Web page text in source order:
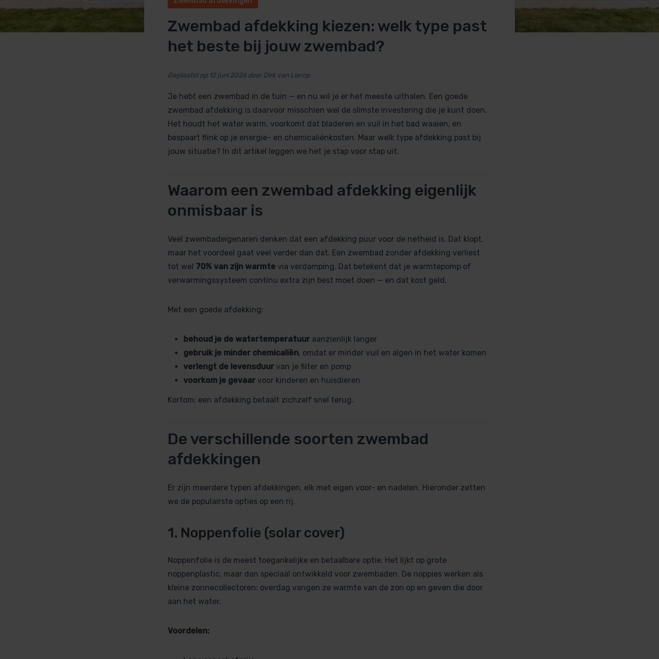
Dolphin M500 onderdelen
Dolphin M600 onderdelen
Dolphin M700 onderdelen
Dolphin S200 onderdelen
Dolphin S300i Bio onderdelen
Dolphin S300i onderdelen
Zenit 10 onderdelen
Zenit 20 onderdelen
Zwembad afdekking kiezen: welk type past
het beste bij jouw zwembad?
Geplaatst op 12 juni 2026 door Dirk van Lierop
Je hebt een zwembad in de tuin — en nu wil je er het meeste uithalen. Een goede
zwembad afdekking is daarvoor misschien wel de slimste investering die je kunt doen.
Het houdt het water warm, voorkomt dat bladeren en vuil in het bad waaien, en
bespaart flink op je energie- en chemicaliënkosten. Maar welk type afdekking past bij
jouw situatie? In dit artikel leggen we het je stap voor stap uit.
Waarom een zwembad afdekking eigenlijk
onmisbaar is
Veel zwembadeigenaren denken dat een afdekking puur voor de netheid is. Dat klopt,
maar het voordeel gaat veel verder dan dat. Een zwembad zonder afdekking verliest
tot wel 70% van zijn warmte via verdamping. Dat betekent dat je warmtepomp of
verwarmingssysteem continu extra zijn best moet doen — en dat kost geld.
Met een goede afdekking:
behoud je de watertemperatuur aanzienlijk langer
gebruik je minder chemicaliën, omdat er minder vuil en algen in het water komen
verlengt de levensduur van je filter en pomp
voorkom je gevaar voor kinderen en huisdieren
Kortom: een afdekking betaalt zichzelf snel terug.
De verschillende soorten zwembad
afdekkingen
Er zijn meerdere typen afdekkingen, elk met eigen voor- en nadelen. Hieronder zetten
we de populairste opties op een rij.
1. Noppenfolie (solar cover)
Noppenfolie is de meest toegankelijke en betaalbare optie. Het lijkt op grote
noppenplastic, maar dan speciaal ontwikkeld voor zwembaden. De noppies werken als
kleine zonnecollectoren: overdag vangen ze warmte van de zon op en geven die door
aan het water.
Voordelen: